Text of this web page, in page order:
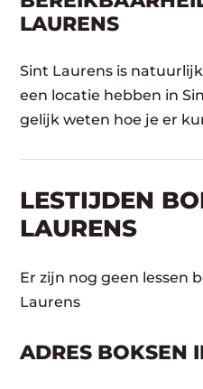
LAURENS
Sint Laurens is
een locatie hebben in
gelijk weten hoe je er
LESTIJDEN
LAURENS
Er zijn nog geen lessen
Laurens
ADRES BOKSEN